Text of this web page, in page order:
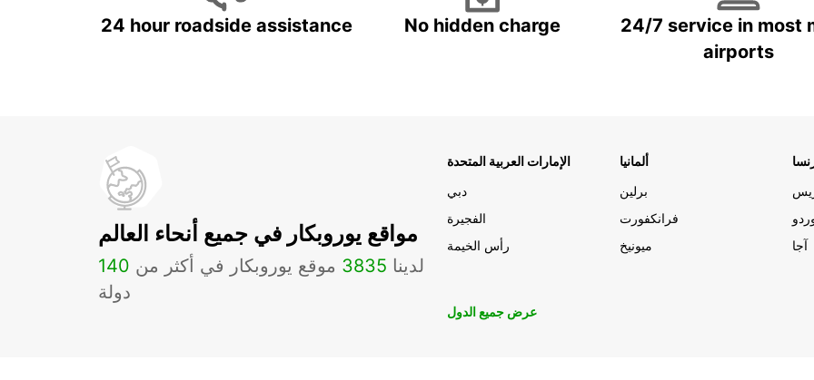
24 hour roadside assistance No hidden charge
24/7 service in most
airports
مواقع يوروبكار في جميع أنحاء العالم
لدينا 3835 موقع يوروبكار في أكثر من 140
دولة
الإمارات العربية المتحدة
دبي
الفجيرة
رأس الخيمة
ألمانيا
برلين
فرانكفورت
ميونيخ
آجا
عرض جميع الدول